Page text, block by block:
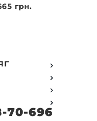
грн.
70-696